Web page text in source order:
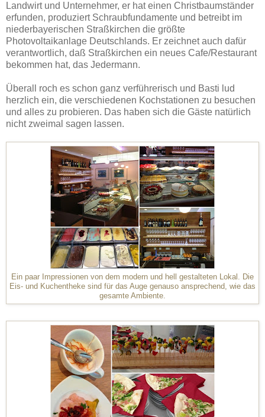
Landwirt und Unternehmer, er hat einen Christbaumständer
erfunden, produziert Schraubfundamente und betreibt im
niederbayerischen Straßkirchen die größte
Photovoltaikanlage Deutschlands. Er zeichnet auch dafür
verantwortlich, daß Straßkirchen ein neues Cafe/Restaurant
bekommen hat, das Jedermann.
Überall roch es schon ganz verführerisch und Basti lud
herzlich ein, die verschiedenen Kochstationen zu besuchen
und alles zu probieren. Das haben sich die Gäste natürlich
nicht zweimal sagen lassen.
Ein paar Impressionen von dem modern und hell gestalteten Lokal. Die
Eis- und Kuchentheke sind für das Auge genauso ansprechend, wie das
gesamte Ambiente.